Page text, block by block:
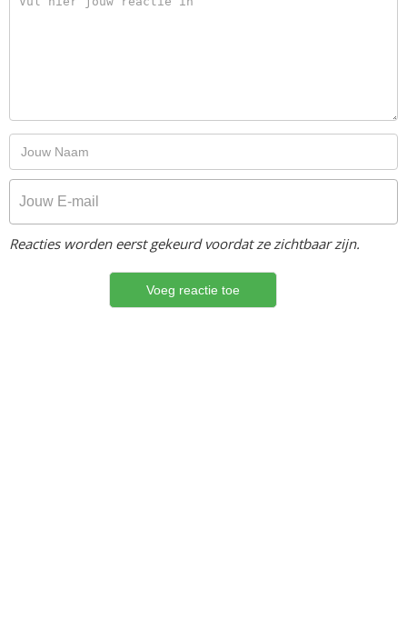
Reacties worden eerst gekeurd voordat ze zichtbaar zijn.